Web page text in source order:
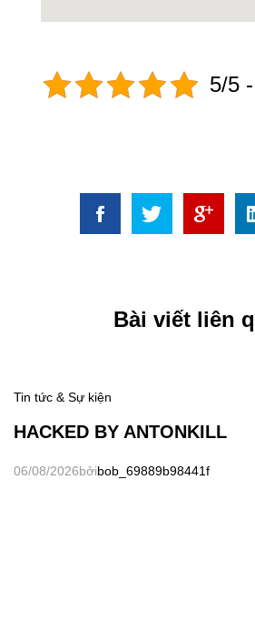
5/5
Bài viết liên
Tin tức & Sự kiện
HACKED BY ANTONKILL
06/08/2026bởibob_69889b98441f